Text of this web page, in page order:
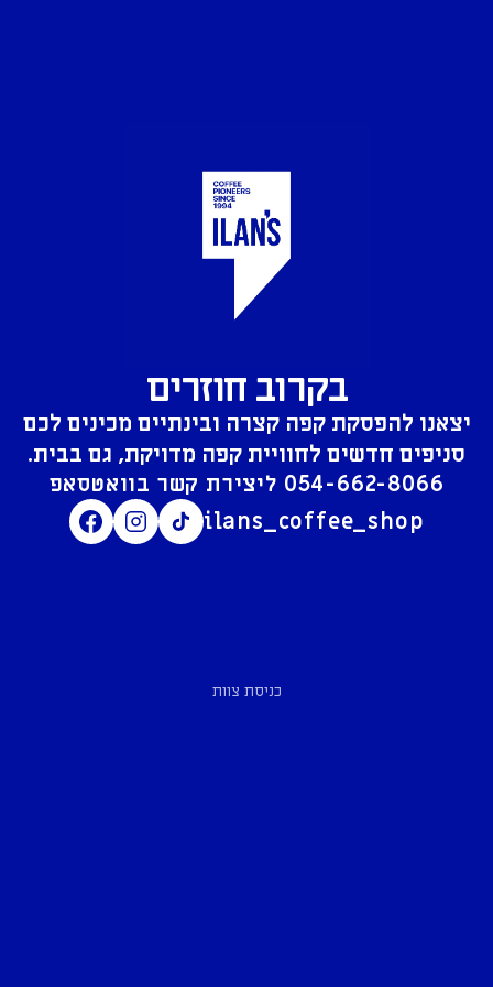
בקרוב חוזרים
יצאנו להפסקת קפה קצרה ובינתיים מכינים לכם
סניפים חדשים לחוויית קפה מדויקת, גם בבית.
054-662-8066
ilans_coffee_shop
כניסת צוות